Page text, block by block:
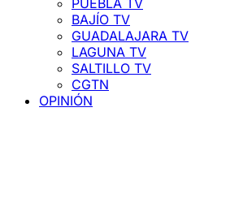
PUEBLA TV
BAJÍO TV
GUADALAJARA TV
LAGUNA TV
SALTILLO TV
CGTN
OPINIÓN